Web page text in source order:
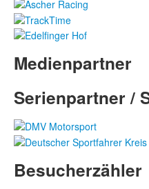
Medienpartner
Serienpartner /
Besucherzähler